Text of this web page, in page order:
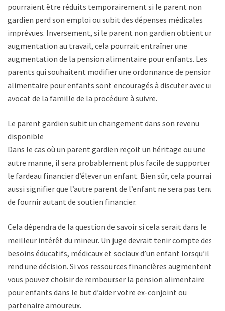
pourraient être réduits temporairement si le parent non
gardien perd son emploi ou subit des dépenses médicales
imprévues. Inversement, si le parent non gardien obtient une
augmentation au travail, cela pourrait entraîner une
augmentation de la pension alimentaire pour enfants. Les
parents qui souhaitent modifier une ordonnance de pension
alimentaire pour enfants sont encouragés à discuter avec un
avocat de la famille de la procédure à suivre.
Le parent gardien subit un changement dans son revenu
disponible
Dans le cas où un parent gardien reçoit un héritage ou une
autre manne, il sera probablement plus facile de supporter
le fardeau financier d’élever un enfant. Bien sûr, cela pourrait
aussi signifier que l’autre parent de l’enfant ne sera pas tenu
de fournir autant de soutien financier.
Cela dépendra de la question de savoir si cela serait dans le
meilleur intérêt du mineur. Un juge devrait tenir compte des
besoins éducatifs, médicaux et sociaux d’un enfant lorsqu’il
rend une décision. Si vos ressources financières augmentent,
vous pouvez choisir de rembourser la pension alimentaire
pour enfants dans le but d’aider votre ex-conjoint ou
partenaire amoureux.